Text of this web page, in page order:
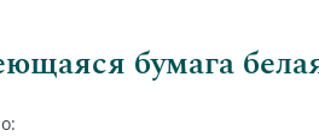
бумага